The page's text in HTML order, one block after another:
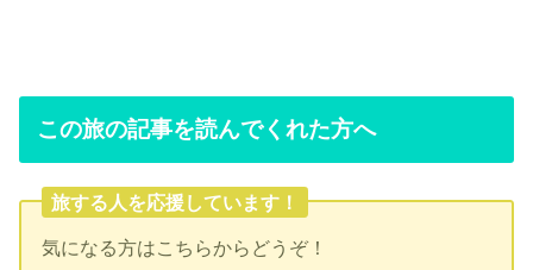
この旅の記事を読んでくれた方へ
旅する人を応援しています！
気になる方はこちらからどうぞ！